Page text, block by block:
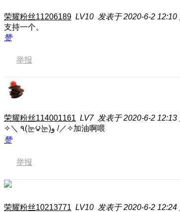
荣耀粉丝11206189 LV10 发表于 2020-6-2 12:10
支持一个。
赞
举报
荣耀粉丝114001161 LV7 发表于 2020-6-2 12:13
✧＼ ٩(눈౪눈)و /／✧加油啊喂
赞
举报
荣耀粉丝10213771 LV10 发表于 2020-6-2 12:24